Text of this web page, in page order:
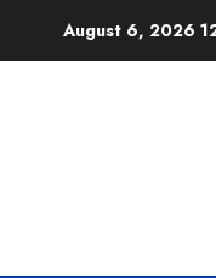
August 6, 2026